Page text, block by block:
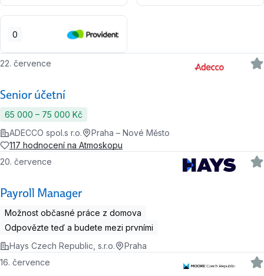
0
Senior účetní
22. července
65 000 ‍–‍ 75 000 Kč
ADECCO spol.s r.o.
Praha – Nové Město
117 hodnocení na Atmoskopu
Payroll Manager
20. července
Možnost občasné práce z domova
Odpovězte teď a budete mezi prvními
Hays Czech Republic, s.r.o.
Praha
16. července